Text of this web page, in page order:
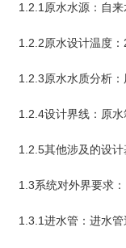
1.2.1原水水源：自来
1.2.2原水设计温度：
1.2.3原水水质分析
1.2.4设计界线：原
1.2.5其他涉及的设
1.3系统对外界要求：
1.3.1进水管：进水